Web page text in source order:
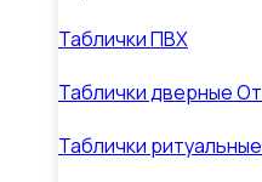
Таблички ПВХ
Таблички дверныеОт
Таблички ритуальные